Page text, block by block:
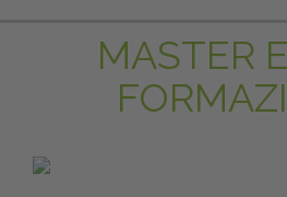
MASTER